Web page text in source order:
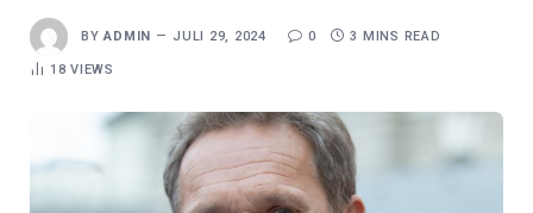
BY ADMIN JULI 29, 2024 0 3 MINS READ
18VIEWS